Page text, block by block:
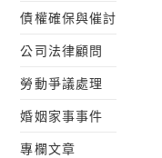
債權確保與催討
公司法律顧問
勞動爭議處理
婚姻家事事件
專欄文章